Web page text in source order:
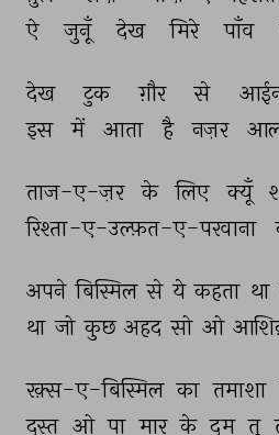
ऐ
जुनूँ देख मिरे पाँव
देख टुक ग़ौर से
इस
में आता है नज़र
ताज-ए-ज़र के लिए क्यूँ
रिश्ता-ए-उल्फ़त-ए-परवाना
अपने बिस्मिल से ये कहता था
था जो कुछ अहद सो ओ
रक़्स-ए-बिस्मिल का तमाशा
दस्त ओ पा मार के दम तू